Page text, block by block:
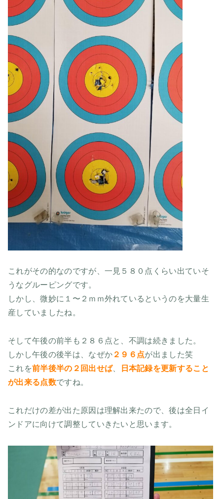
これがその的なのですが、一見５８０点くらい出ていそ
うなグルーピングです。
しかし、微妙に１〜２ｍｍ外れているというのを大量生
産していましたね。
そして午後の前半も２８６点と、不調は続きました。
しかし午後の後半は、なぜか ２９６点が出ました笑
これを前半後半の２回出せば、
日本記録を更新すること
が出来る点数ですね。
これだけの差が出た原因は理解出来たので、後は全日イ
ンドアに向けて調整していきたいと思います。